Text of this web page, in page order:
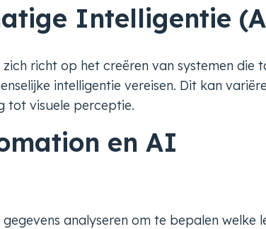
Intelligentie
richt op het creëren van systemen die
intelligentie vereisen. Dit kan
tot visuele perceptie.
en AI
analyseren om te bepalen welke